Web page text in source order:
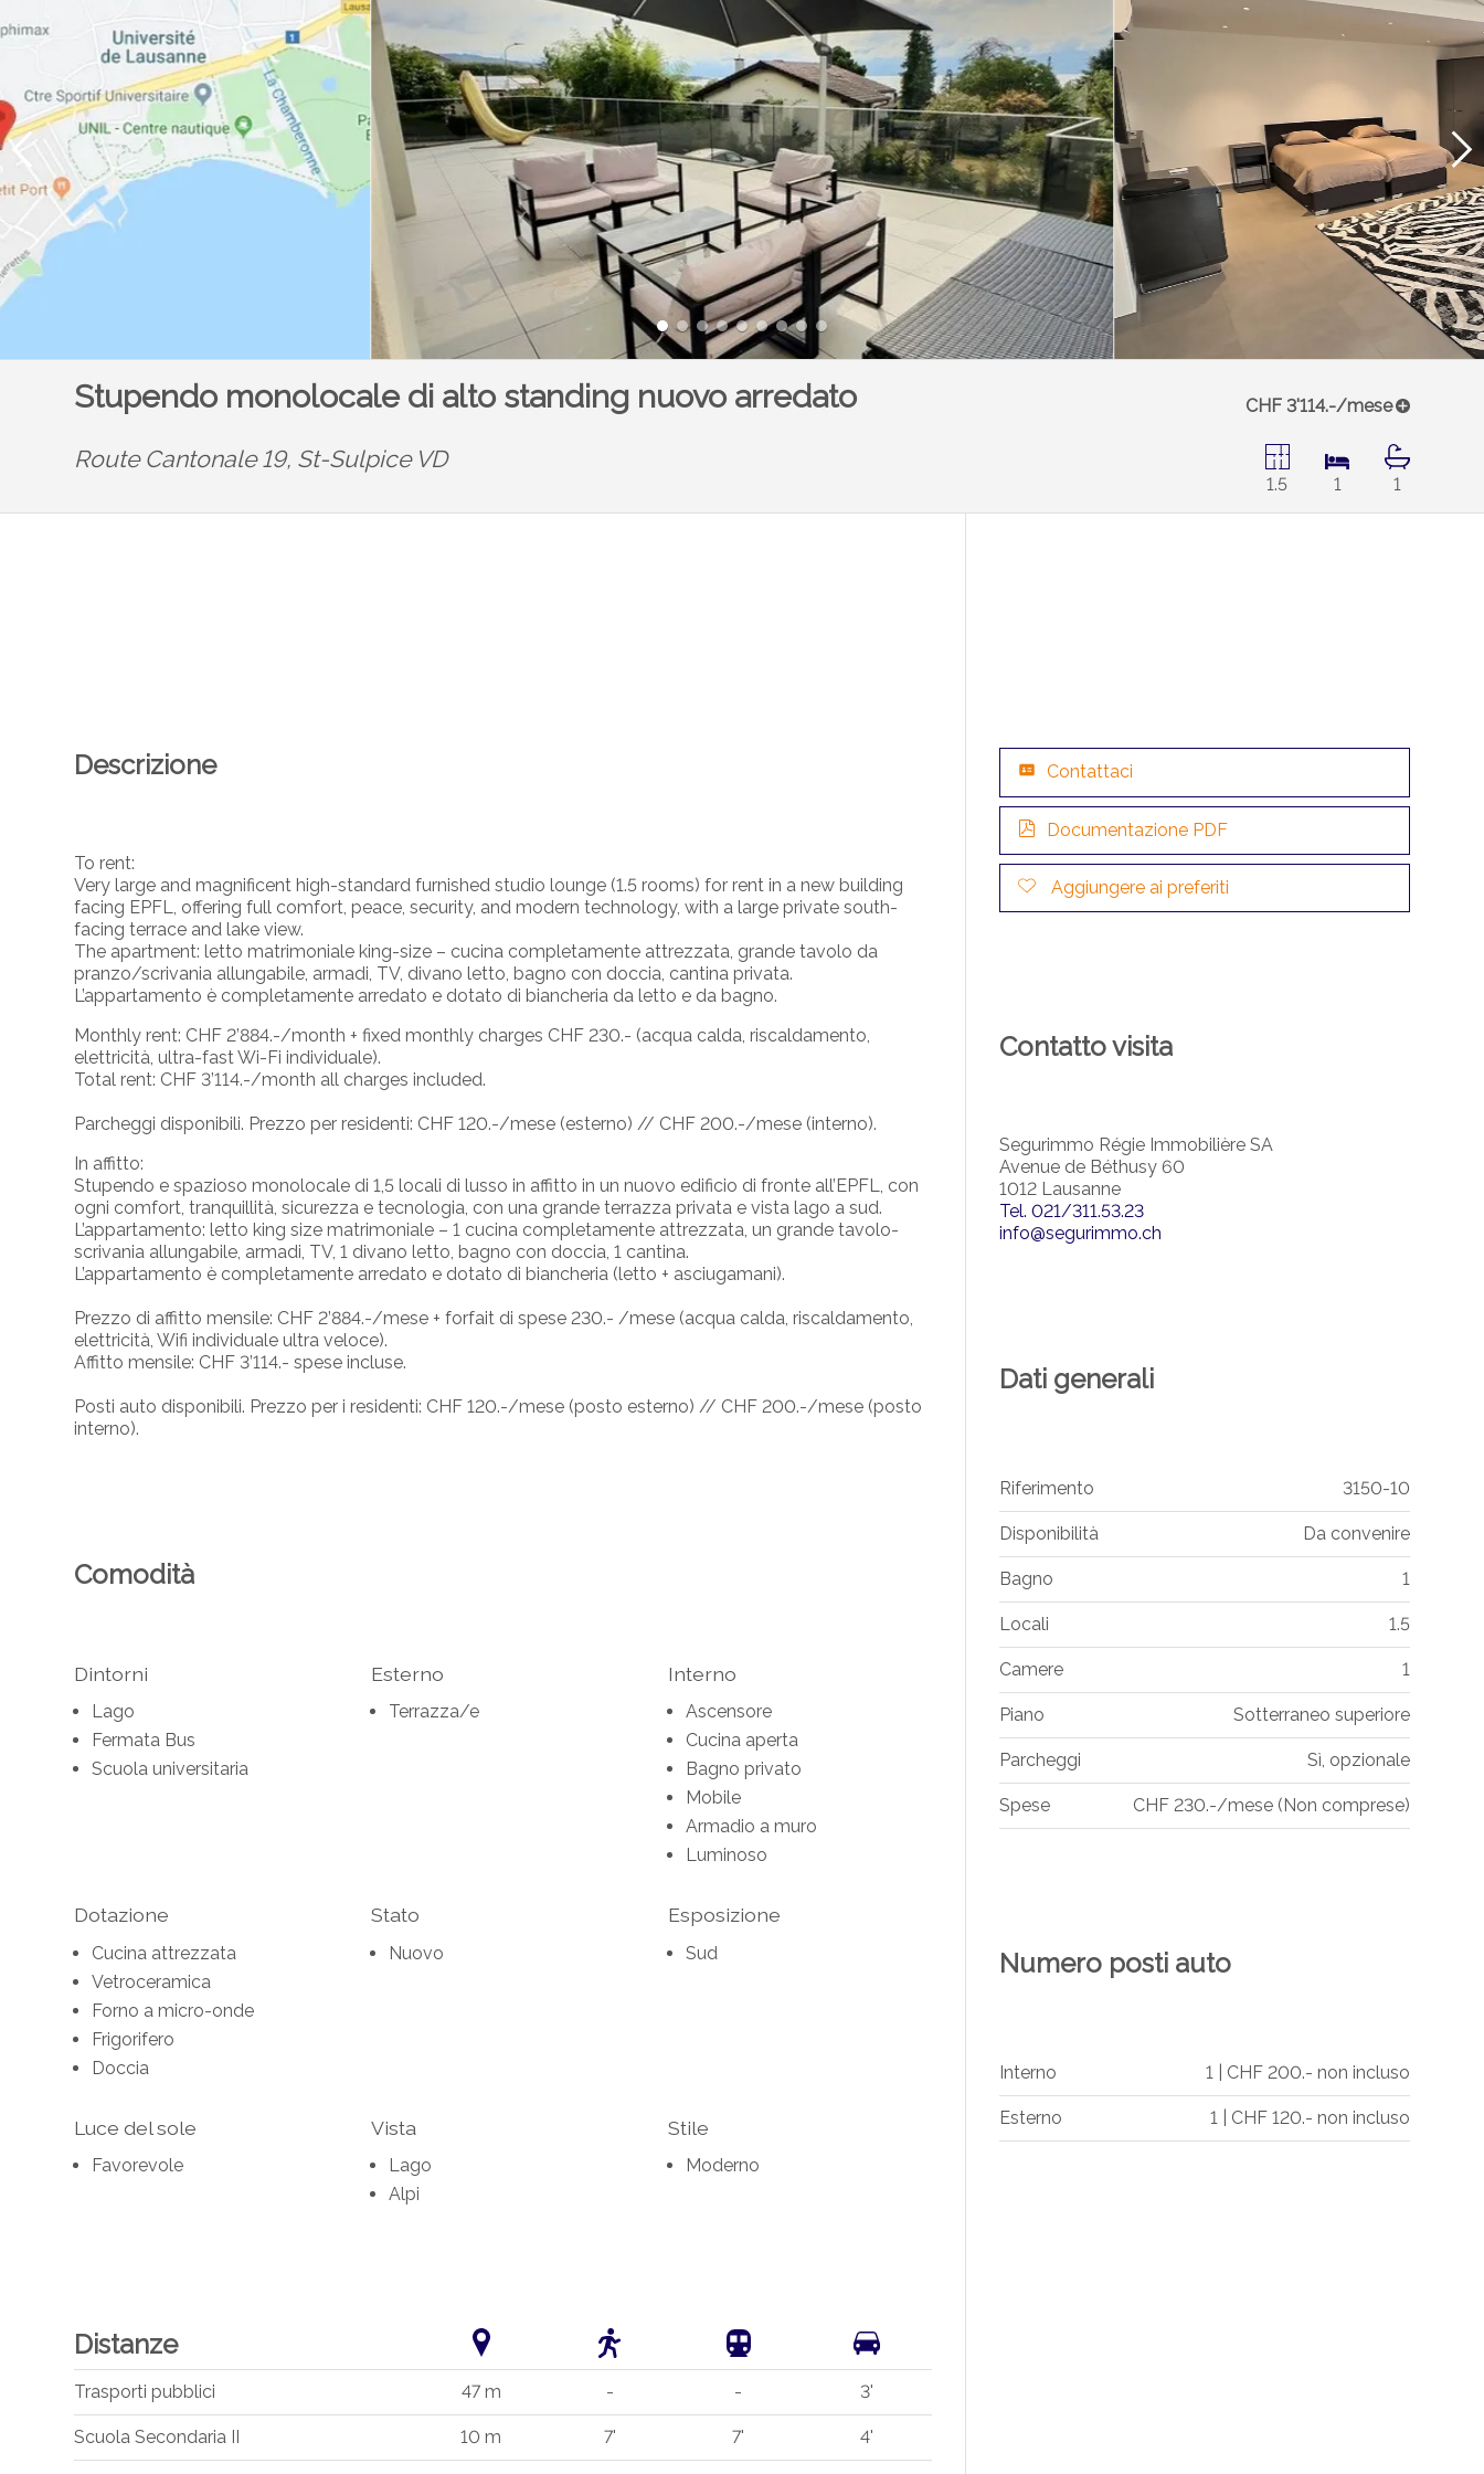
Stupendo monolocale di alto standing nuovo arredato CHF 3'114.-/mese
Route Cantonale 19, St-Sulpice VD
1.5 1 1
Descrizione
To rent:
Very large and magnificent high-standard furnished studio lounge (1.5 rooms) for rent in a new building
facing EPFL, offering full comfort, peace, security, and modern technology, with a large private south-
facing terrace and lake view.
The apartment: letto matrimoniale king-size – cucina completamente attrezzata, grande tavolo da
pranzo/scrivania allungabile, armadi, TV, divano letto, bagno con doccia, cantina privata.
L’appartamento è completamente arredato e dotato di biancheria da letto e da bagno.
Monthly rent: CHF 2’884.-/month + fixed monthly charges CHF 230.- (acqua calda, riscaldamento,
elettricità, ultra-fast Wi-Fi individuale).
Total rent: CHF 3’114.-/month all charges included.
Parcheggi disponibili. Prezzo per residenti: CHF 120.-/mese (esterno) // CHF 200.-/mese (interno).
In affitto:
Stupendo e spazioso monolocale di 1,5 locali di lusso in affitto in un nuovo edificio di fronte all’EPFL, con
ogni comfort, tranquillità, sicurezza e tecnologia, con una grande terrazza privata e vista lago a sud.
L’appartamento: letto king size matrimoniale – 1 cucina completamente attrezzata, un grandetavolo-
scrivania allungabile, armadi, TV, 1 divano letto, bagno con doccia, 1 cantina.
L’appartamento è completamente arredato e dotato di biancheria (letto + asciugamani).
Prezzo di affitto mensile: CHF 2’884.-/mese + forfait di spese 230.- /mese (acqua calda, riscaldamento,
elettricità, Wifi individuale ultra veloce).
Affitto mensile: CHF 3’114.- spese incluse.
Posti auto disponibili. Prezzo per i residenti: CHF 120.-/mese (posto esterno) // CHF 200.-/mese (posto
interno).
Comodità
Dintorni
Lago
Fermata Bus
Scuola universitaria
Esterno
Terrazza/e
Interno
Ascensore
Cucina aperta
Bagno privato
Mobile
Armadio a muro
Luminoso
Dotazione
Cucina attrezzata
Vetroceramica
Forno a micro-onde
Frigorifero
Doccia
Stato
Nuovo
Esposizione
Sud
Luce del sole
Favorevole
Vista
Lago
Alpi
Stile
Moderno
Distanze
Trasporti pubblici 47 m - - 3'
Scuola Secondaria II 10 m 7' 7' 4'
Contattaci
Documentazione PDF
Aggiungere ai preferiti
Contatto visita
Segurimmo Régie Immobilière SA
Avenue de Béthusy 60
1012 Lausanne
Tel. 021/311.53.23
info@segurimmo.ch
Dati generali
Riferimento 3150-10
Disponibilità Da convenire
Bagno 1
Locali 1.5
Camere 1
Piano Sotterraneo superiore
Parcheggi Sì, opzionale
Spese CHF 230.-/mese (Non comprese)
Numero posti auto
Interno 1 | CHF 200.- non incluso
Esterno 1 | CHF 120.- non incluso